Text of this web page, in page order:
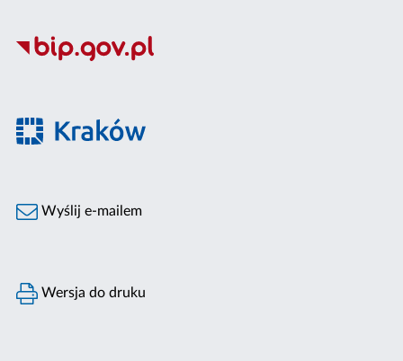
Wyślij e-mailem
Wersja do druku